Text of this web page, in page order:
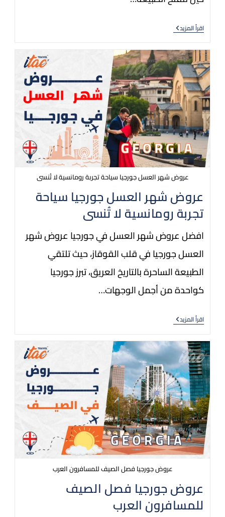
اقرأ المزيد
عروض شهر العسل جورجيا سياحة تجربة رومانسية لا تُنسى
عروض شهر العسل جورجيا سياحة
تجربة رومانسية لا تُنسى
افضل عروض شهر العسل في جورجيا عروض شهر
العسل جورجيا في قلب القوقاز، حيث تلتقي
الطبيعة الساحرة بالتاريخ العريق، تبرز جورجيا
كواحدة من أجمل الوجهات…
اقرأ المزيد
عروض جورجيا فصل الصيف للمسافرون العرب
عروض جورجيا فصل الصيف
للمسافرون العرب